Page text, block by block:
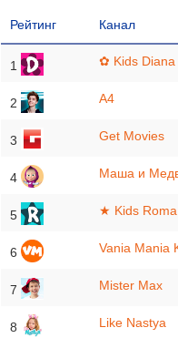
Рейтинг Канал
1 ✿ Kids Diana
2 A4
3 Get Movies
4 Маша и
5 ★ Kids
6 Vania Mania
7 Mister Max
8 Like Nastya